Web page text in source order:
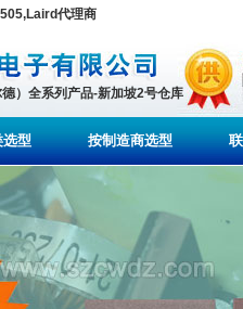
代理商
）全系列产品-新加坡2号仓库
选型 按制造商选型